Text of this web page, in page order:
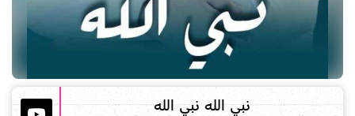
نبي الله نبي الله